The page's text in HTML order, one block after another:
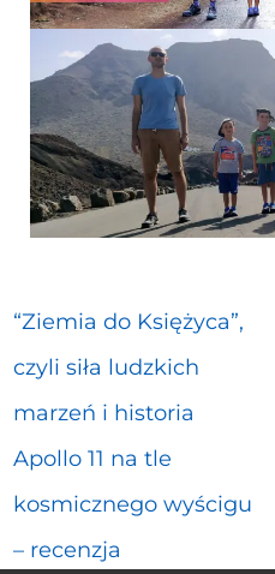
“Ziemia do Księżyca”,
czyli siła ludzkich
marzeń i historia
Apollo 11 na tle
kosmicznego wyścigu
– recenzja